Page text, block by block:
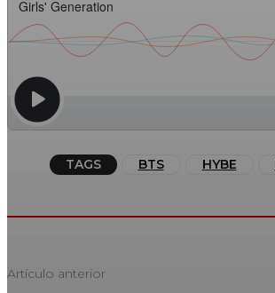
TAGS BTS HYBE
Artículo anterior